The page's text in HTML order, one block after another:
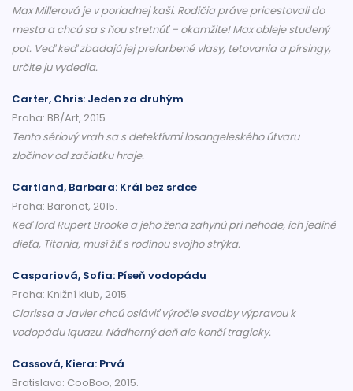
Max Millerová je v poriadnej kaši. Rodičia práve pricestovali do
mesta a chcú sa s ňou stretnúť – okamžite! Max obleje studený
pot. Veď keď zbadajú jej prefarbené vlasy, tetovania a pírsingy,
určite ju vydedia.
Carter, Chris: Jeden za druhým
Praha: BB/Art, 2015.
Tento sériový vrah sa s detektívmi losangeleského útvaru
zločinov od začiatku hraje.
Cartland, Barbara: Král bez srdce
Praha: Baronet, 2015.
Keď lord Rupert Brooke a jeho žena zahynú pri nehode, ich jediné
dieťa, Titania, musí žiť s rodinou svojho strýka.
Caspariová, Sofia: Píseň vodopádu
Praha: Knižní klub, 2015.
Clarissa a Javier chcú osláviť výročie svadby výpravou k
vodopádu Iquazu. Nádherný deň ale končí tragicky.
Cassová, Kiera: Prvá
Bratislava: CooBoo, 2015.